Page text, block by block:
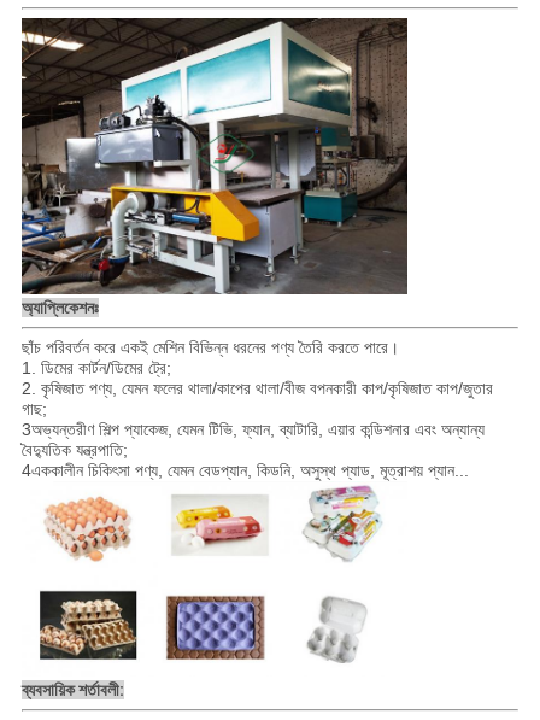
অ্যাপ্লিকেশনঃ
ছাঁচ পরিবর্তন করে একই মেশিন বিভিন্ন ধরনের পণ্য তৈরি করতে পারে।
1. ডিমের কার্টন/ডিমের ট্রে;
2. কৃষিজাত পণ্য, যেমন ফলের থালা/কাপের থালা/বীজ বপনকারী কাপ/কৃষিজাত কাপ/জুতার
গাছ;
3অভ্যন্তরীণ শিল্প প্যাকেজ, যেমন টিভি, ফ্যান, ব্যাটারি, এয়ার কন্ডিশনার এবং অন্যান্য
বৈদ্যুতিক যন্ত্রপাতি;
4এককালীন চিকিৎসা পণ্য, যেমন বেডপ্যান, কিডনি, অসুস্থ প্যাড, মূত্রাশয় প্যান...
ব্যবসায়িক শর্তাবলী: